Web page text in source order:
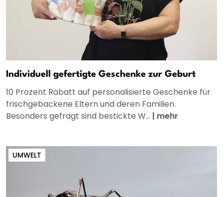
Individuell gefertigte Geschenke zur Geburt
10 Prozent Rabatt auf personalisierte Geschenke für
frischgebackene Eltern und deren Familien.
Besonders gefragt sind bestickte W... | mehr
UMWELT